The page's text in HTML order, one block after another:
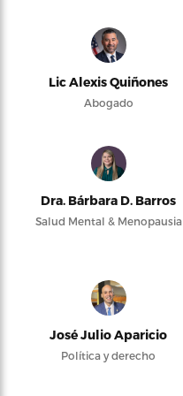
Lic Alexis Quiñones
Abogado
Dra. Bárbara D. Barros
Salud Mental & Menopausia
José Julio Aparicio
Política y derecho